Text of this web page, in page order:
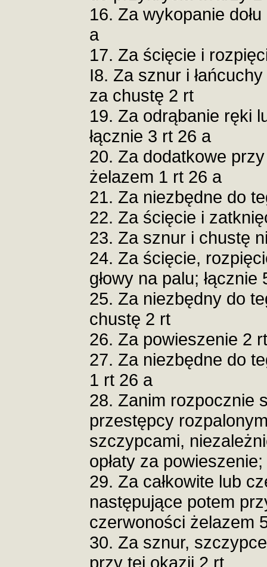
16. Za wykopanie
a
17. Za ścięcie i
I8. Za sznur i
za chustę 2 rt
19. Za odrąbanie ręki
łącznie 3 rt 26 a
20. Za dodatkowe
żelazem 1 rt 26 a
21. Za niezbędne do
22. Za ścięcie i
23. Za sznur i chustę
24. Za ścięcie,
głowy na palu; łącznie
25. Za niezbędny do
chustę 2 rt
26. Za powieszenie 2
27. Za niezbędne do
1 rt 26 a
28. Zanim rozpocznie
przestępcy
szczypcami,
opłaty za
29. Za całkowite lub
następujące potem
czerwoności żelazem
30. Za sznur,
przy tej okazji 2 rt